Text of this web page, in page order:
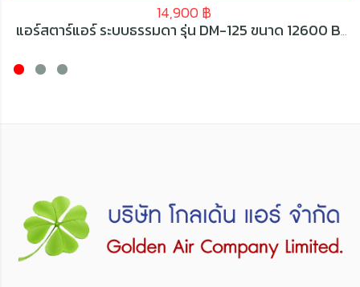
14,900 ฿
แอร์สตาร์แอร์ ระบบธรรมดา รุ่น DM-125 ขนาด 12600 BTU